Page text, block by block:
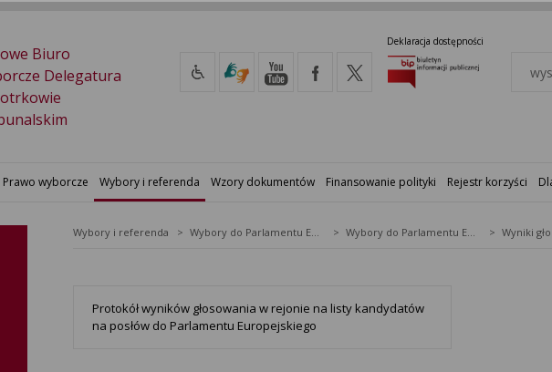
Biuro
Delegatura
Deklaracja dostępności
Prawo wyborcze Wybory i referenda Wzory dokumentów Finansowanie polityki Rejestr korzyści
Wybory i referenda Wybory do Parlamentu Europejskiego Wybory do Parlamentu Europejskiego w 2019&nbsp;r. Wyniki
Protokół wyników głosowania w rejonie na listy kandydatów
na posłów do Parlamentu Europejskiego